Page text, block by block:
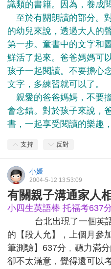
識類的書籍。因為，養成
至於有關朗讀的部分。
的幼兒來說，透過大人的
第一步。童書中的文字和
鮮活了起來。爸爸媽媽可
孩子一起閱讀。不要擔心
文字，多練習就可以了。
親愛的爸爸媽媽，不要
會念錯。對於孩子來說，
書，一起享受閱讀的樂趣
支持 反對
小媛
2004-5-12 13:53:09
有關親子溝通家人
小四生英語棒 托福考637
台北出現了一個英語
的【段人允】，上個月參
筆測驗】637分﹐聽力滿
卻不太滿意﹐覺得還可以